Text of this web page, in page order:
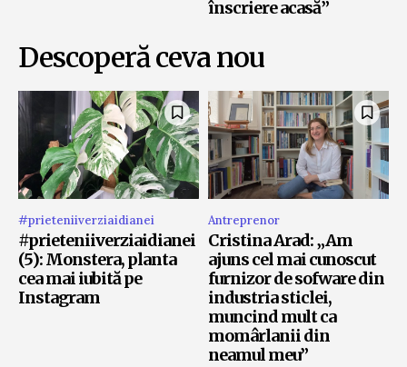
înscriere acasă”
Descoperă ceva nou
#prieteniiverziaidianei
#prieteniiverziaidianei
(5): Monstera, planta
cea mai iubită pe
Instagram
Antreprenor
Cristina Arad: „Am
ajuns cel mai cunoscut
furnizor de sofware din
industria sticlei,
muncind mult ca
momârlanii din
neamul meu”